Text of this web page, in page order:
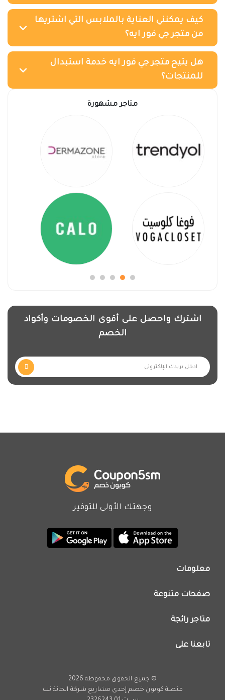
كيف يمكنني العناية بالملابس التي اشتريها
من متجر جي فور ايه؟
هل يتيح متجر جي فور ايه خدمة استبدال
للمنتجات؟
متاجر مشهورة
اشترك واحصل على أقوى الخصومات وأكواد
الخصم
وجهتك الأولى للتوفير
معلومات
اتصل بنا
اعلن معنا
فريق عمل كوبون خصم
صفحات متنوعة
عروض اليوم
متاجر رائجة
كود خصم نمشي
كود خصم كارفور
تابعنا على
تويتر
© جميع الحقوق محفوظة 2026
منصة كوبون خصم إحدى مشاريع شركة الخانة نت